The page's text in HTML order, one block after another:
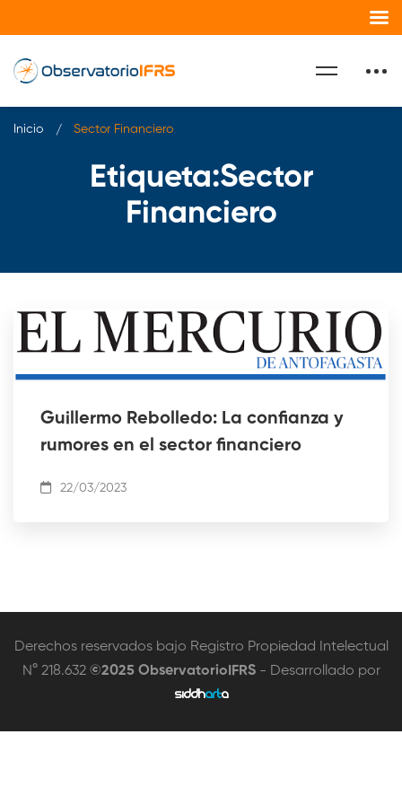
Etiqueta:Sector
Financiero
Inicio Sector Financiero
Guillermo Rebolledo: La confianza y
rumores en el sector financiero
22/03/2023
Derechos reservados bajo Registro Propiedad Intelectual
N° 218.632 ©2025 ObservatorioIFRS- Desarrollado por